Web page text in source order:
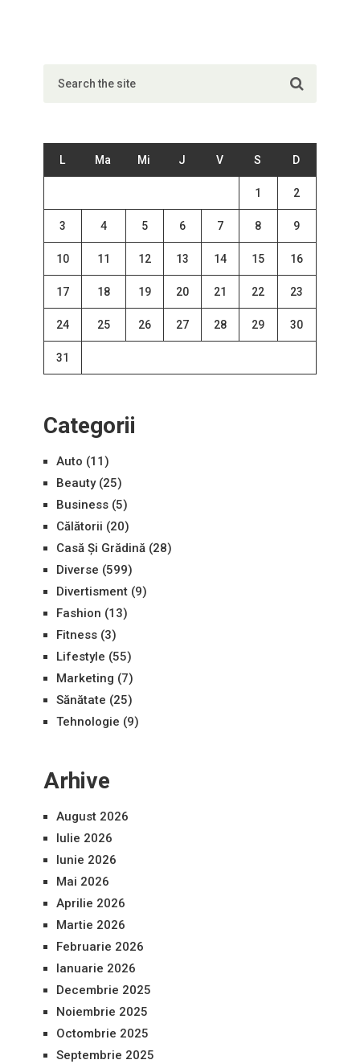
L Ma Mi J V S D
1 2
3 4 5 6 7 8 9
10 11 12 13 14 15 16
17 18 19 20 21 22 23
24 25 26 27 28 29 30
31
Categorii
Auto (11)
Beauty(25)
Business(5)
Călătorii (20)
Casă Și Grădină(28)
Diverse (599)
Divertisment(9)
Fashion (13)
Fitness(3)
Lifestyle (55)
Marketing (7)
Sănătate (25)
Tehnologie (9)
Arhive
August 2026
Iulie 2026
Iunie 2026
Mai 2026
Aprilie 2026
Martie 2026
Februarie 2026
Ianuarie 2026
Decembrie 2025
Noiembrie 2025
Octombrie 2025
Septembrie 2025